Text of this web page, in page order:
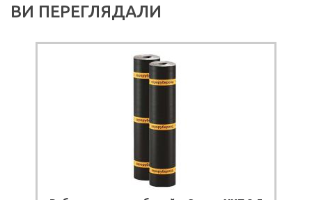
ВИ ПЕРЕГЛЯДАЛИ